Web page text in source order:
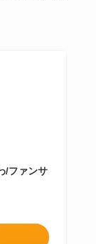
/ファンサ